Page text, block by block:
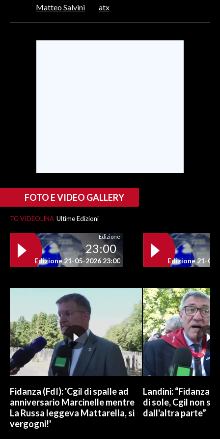
ALTRI SPORT
#CARAUNIONE
INSULARITÀ
NECROLOGI
PUBBLICITÀ
SPIAGGE
STORE
Matteo Salvini
atx
FOTO E VIDEO GALLERY
TG VIDEOLINA Ultime Edizioni
Edizione
23:00
Edizione 21-05-2026 23:00 Edizione 21-05-
Fidanza (FdI): 'Cgil di spalle ad
anniversario Marcinelle mentre
La Russa leggeva Mattarella, si
vergogni!'
Landini: “Fidanza
di sole, Cgil non si
dall'altra parte”